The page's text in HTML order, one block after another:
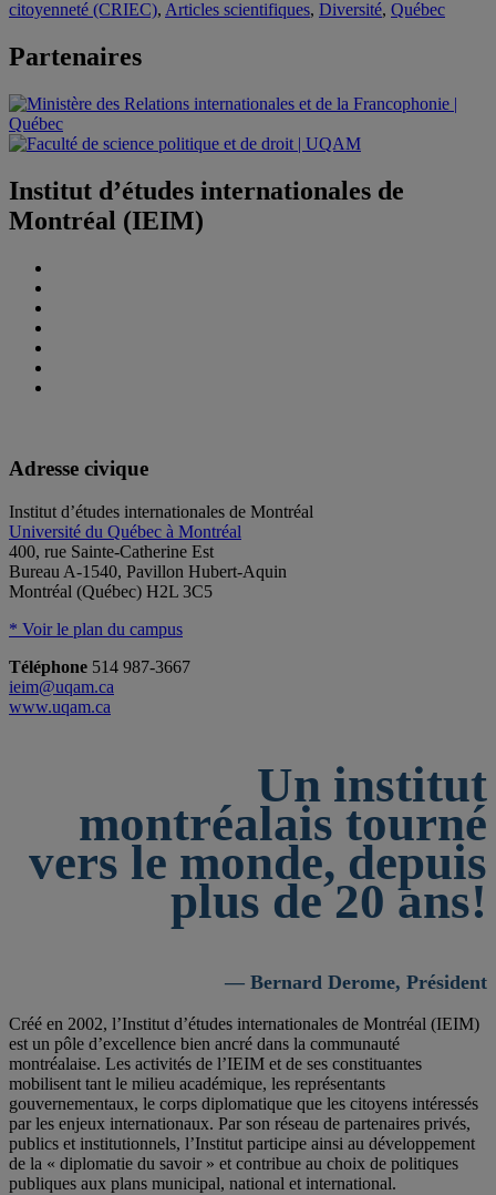
citoyenneté (CRIEC), Articles scientifiques, Diversité, Québec
Partenaires
Institut d’études internationales de
Montréal (IEIM)
Adresse civique
Institut d’études internationales de Montréal
Université du Québec à Montréal
400, rue Sainte-Catherine Est
Bureau A-1540, Pavillon Hubert-Aquin
Montréal (Québec) H2L 3C5
* Voir le plan du campus
Téléphone 514 987-3667
ieim@uqam.ca
www.uqam.ca
Un institut
montréalais tourné
vers le monde, depuis
plus de 20 ans!
— Bernard Derome, Président
Créé en 2002, l’Institut d’études internationales de Montréal (IEIM)
est un pôle d’excellence bien ancré dans la communauté
montréalaise. Les activités de l’IEIM et de ses constituantes
mobilisent tant le milieu académique, les représentants
gouvernementaux, le corps diplomatique que les citoyens intéressés
par les enjeux internationaux. Par son réseau de partenaires privés,
publics et institutionnels, l’Institut participe ainsi au développement
de la « diplomatie du savoir » et contribue au choix de politiques
publiques aux plans municipal, national et international.